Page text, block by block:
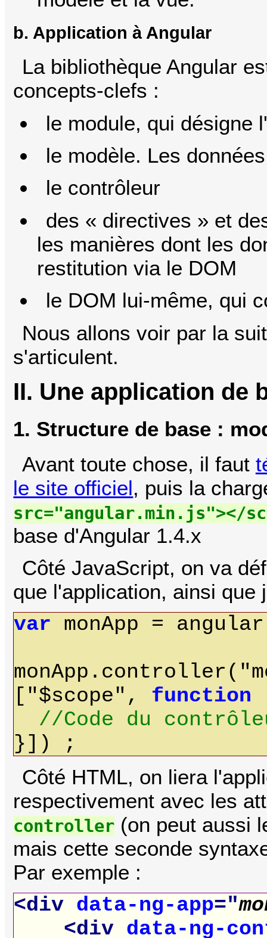
b. Application à Angular
La bibliothèque Angular
concepts-clefs :
le module, qui désigne
le modèle. Les
le contrôleur
des « directives » et
les manières dont les
restitution via le DOM
le DOM lui-même, qui
Nous allons voir par la
s'articulent.
II. Une application de
1. Structure de base :
Avant toute chose, il faut
le site officiel, puis la
src="angular.min.js"></
base d'Angular 1.4.x
Côté JavaScript, on va
que l'application, ainsi
var monApp =
["$scope", function
//Code du
}]) ;
Côté HTML, on liera
respectivement avec les
controller (on peut aussi
mais cette seconde
Par exemple :
<div data-ng-app="
<div data-ng-